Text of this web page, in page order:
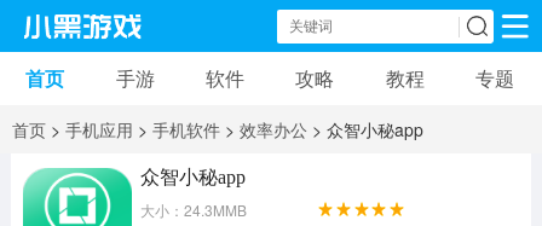
手机游戏 手机软件
安卓游戏 卡牌游戏
首页 手游 软件 攻略 教程 专题
首页 > 手机应用 > 手机软件 > 效率办公 > 众智小秘app
众智小秘app
大小：24.3MMB